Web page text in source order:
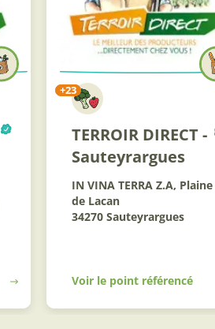
+23
TERROIR DIRECT -
Sauteyrargues
IN VINA TERRA Z.A, Plaine
de Lacan
34270 Sauteyrargues
Voir le point référencé